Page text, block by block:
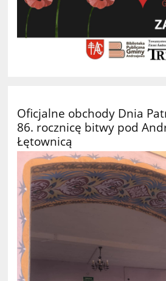
Oficjalne obchody Dnia
86. rocznicę bitwy pod
Łętownicą